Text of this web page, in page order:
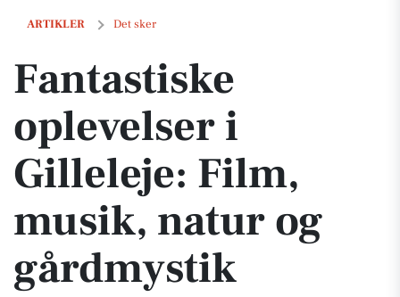
ARTIKLER Det sker
Fantastiske oplevelser i Gilleleje: Film, musik, natur og gårdmystik
Fantastiske
oplevelser i
Gilleleje: Film,
musik, natur og
gårdmystik